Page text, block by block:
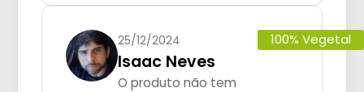
25/12/2024
Isaac Neves
O produto não tem
100% Vegetal